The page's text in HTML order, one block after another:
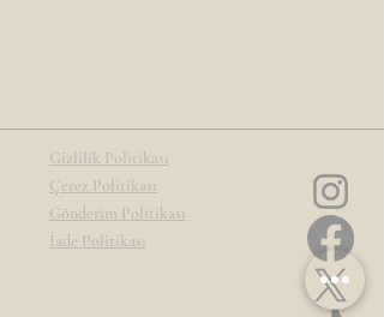
Gizlilik Politikası
Çerez Politikası
Gönderim Politikası
İade Politikası